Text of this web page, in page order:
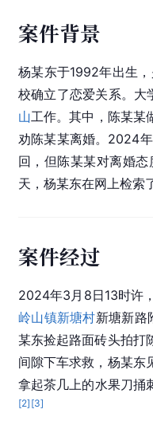
案件背景
杨某东于1992年出生
校确立了恋爱关系。
山工作。其中，陈某某
劝陈某某离婚。2024
回，但陈某某对离婚
天，杨某东在网上检索
案件经过
2024年3月8日13时许
岭山镇新塘村新塘新路
某东捡起路面砖头拍打
间隙下车求救，杨某东
拿起茶几上的水果刀捅
[2] [3]